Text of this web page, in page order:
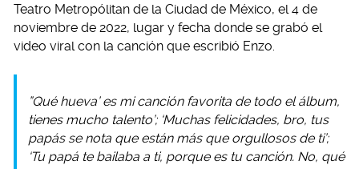
Teatro Metropólitan de la Ciudad de México, el 4 de
noviembre de 2022, lugar y fecha donde se grabó el
video viral con la canción que escribió Enzo.
”Qué hueva’ es mi canción favorita de todo el álbum,
tienes mucho talento’; ‘Muchas felicidades, bro, tus
papás se nota que están más que orgullosos de ti’;
‘Tu papá te bailaba a ti, porque es tu canción. No, qué